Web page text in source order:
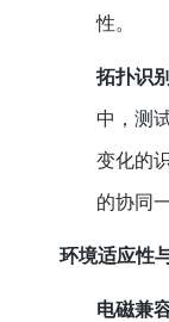
性。
拓扑识
中，测
变化的
的协同
环境适应性
电磁兼